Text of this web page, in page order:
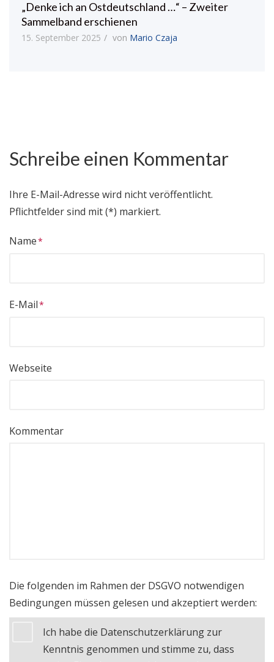
„Denke ich an Ostdeutschland …“ – Zweiter
Sammelband erschienen
15. September 2025 von Mario Czaja
Schreibe einen Kommentar
Ihre E-Mail-Adresse wird nicht veröffentlicht.
Pflichtfelder sind mit (*) markiert.
Name
E-Mail
Webseite
Kommentar
Die folgenden im Rahmen der DSGVO notwendigen
Bedingungen müssen gelesen und akzeptiert werden:
Ich habe die Datenschutzerklärung zur
Kenntnis genommen und stimme zu, dass